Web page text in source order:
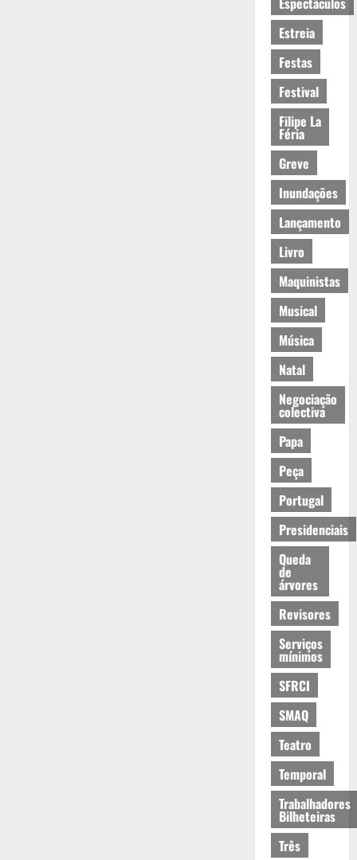
Estreia
Festas
Festival
Filipe La
Féria
Greve
Inundações
Lançamento
Livro
Maquinistas
Musical
Música
Natal
Negociação
colectiva
Papa
Peça
Portugal
Presidenciais
Queda
de
árvores
Revisores
Serviços
mínimos
SFRCI
SMAQ
Teatro
Temporal
Trabalhadores
Bilheteiras
Três